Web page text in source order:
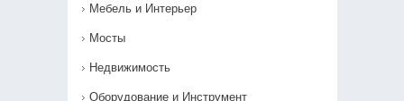
Мебель и Интерьер
Мосты
Недвижимость
Оборудование и Инструмент